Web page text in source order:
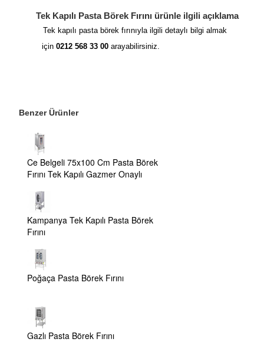
Tek Kapılı Pasta Börek Fırını ürünle ilgili açıklama
Tek kapılı pasta börek fırınıyla ilgili detaylı bilgi almak
için 0212 568 33 00 arayabilirsiniz.
Benzer Ürünler
Ce Belgeli 75x100 Cm Pasta Börek
Fırını Tek Kapılı Gazmer Onaylı
Kampanya Tek Kapılı Pasta Börek
Fırını
Poğaça Pasta Börek Fırını
Gazlı Pasta Börek Fırını